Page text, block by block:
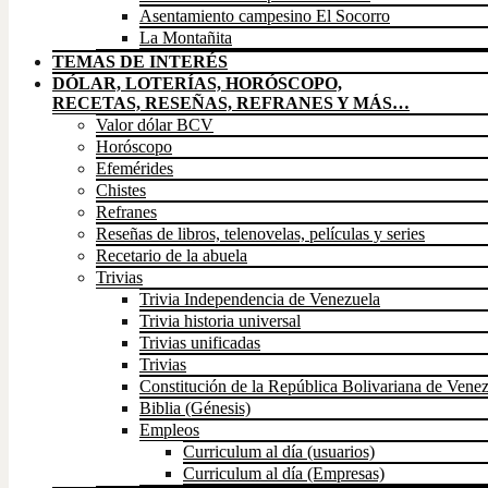
Asentamiento campesino El Socorro
La Montañita
TEMAS DE INTERÉS
DÓLAR, LOTERÍAS, HORÓSCOPO,
RECETAS, RESEÑAS, REFRANES Y MÁS…
Valor dólar BCV
Horóscopo
Efemérides
Chistes
Refranes
Reseñas de libros, telenovelas, películas y series
Recetario de la abuela
Trivias
Trivia Independencia de Venezuela
Trivia historia universal
Trivias unificadas
Trivias
Constitución de la República Bolivariana de
Biblia (Génesis)
Empleos
Curriculum al día (usuarios)
Curriculum al día (Empresas)